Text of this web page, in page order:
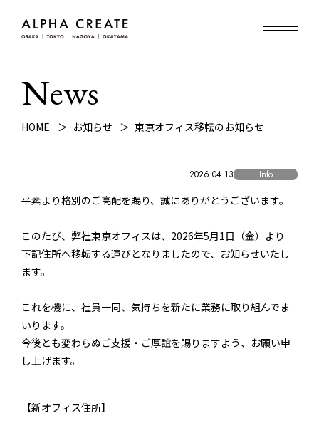
News
HOME お知らせ 東京オフィス移転のお知らせ
2026.04.13 Info
平素より格別のご高配を賜り、誠にありがとうございます。
このたび、弊社東京オフィスは、2026年5月1日（金）より
下記住所へ移転する運びとなりましたので、お知らせいたし
ます。
これを機に、社員一同、気持ちを新たに業務に取り組んでま
いります。
今後とも変わらぬご支援・ご厚誼を賜りますよう、お願い申
し上げます。
【新オフィス住所】